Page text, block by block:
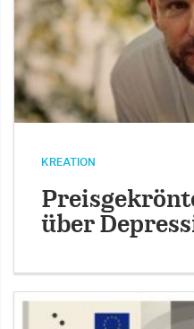
KREATION
über